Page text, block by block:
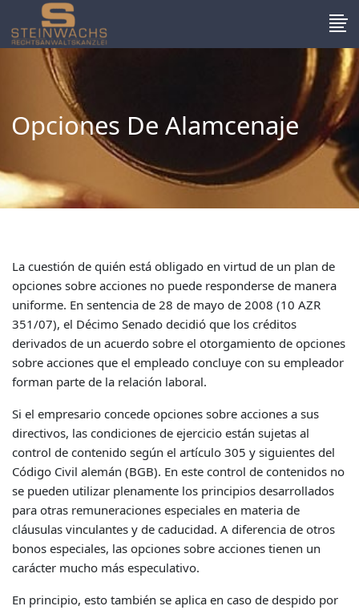
Opciones De Alamcenaje
La cuestión de quién está obligado en virtud de un plan de
opciones sobre acciones no puede responderse de manera
uniforme. En sentencia de 28 de mayo de 2008 (10 AZR
351/07), el Décimo Senado decidió que los créditos
derivados de un acuerdo sobre el otorgamiento de opciones
sobre acciones que el empleado concluye con su empleador
forman parte de la relación laboral.
Si el empresario concede opciones sobre acciones a sus
directivos, las condiciones de ejercicio están sujetas al
control de contenido según el artículo 305 y siguientes del
Código Civil alemán (BGB). En este control de contenidos no
se pueden utilizar plenamente los principios desarrollados
para otras remuneraciones especiales en materia de
cláusulas vinculantes y de caducidad. A diferencia de otros
bonos especiales, las opciones sobre acciones tienen un
carácter mucho más especulativo.
En principio, esto también se aplica en caso de despido por